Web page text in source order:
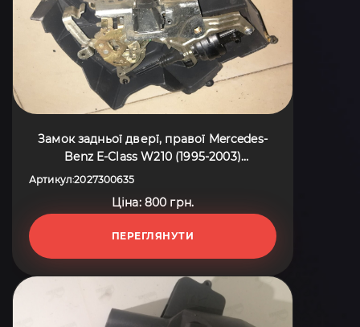
Замок задньої дверї, правої Mercedes-
Benz E-Class W210 (1995-2003)
2027300635
Артикул:2027300635
Ціна: 800 грн.
ПЕРЕГЛЯНУТИ